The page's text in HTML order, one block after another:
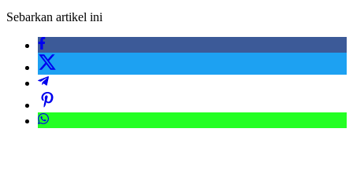
Sebarkan artikel ini